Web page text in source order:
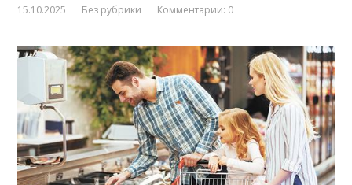
15.10.2025 Без рубрики Комментарии: 0